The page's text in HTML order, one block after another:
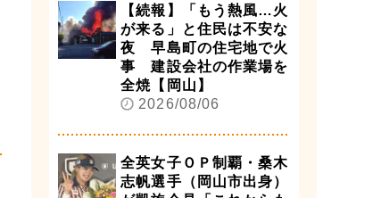
【続報】「もう熱風…火
が来る」と住民は不安な
夜 早島町の住宅地で火
事 建設会社の作業場を
全焼【岡山】
2026/08/06
全英女子ＯＰ制覇・桑木
志帆選手（岡山市出身）